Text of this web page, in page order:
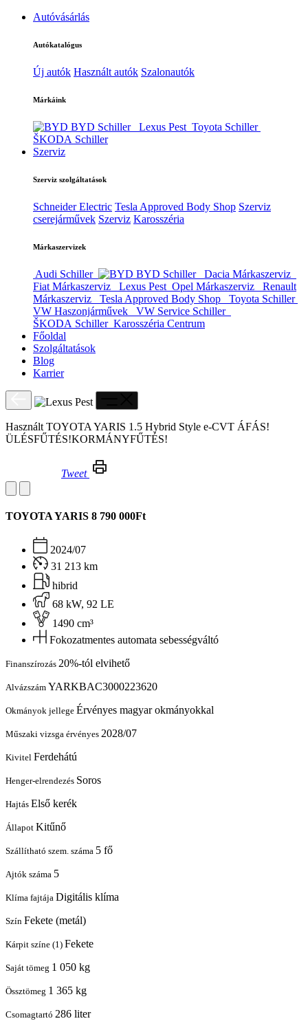
Autóvásárlás
Autókatalógus
Új autók Használt autók Szalonautók
Márkáink
BYD Schiller Lexus Pest Toyota Schiller
ŠKODA Schiller
Szerviz
Szerviz szolgáltatások
Schneider Electric Tesla Approved Body Shop Szerviz
cserejárművek Szerviz Karosszéria
Márkaszervizek
Audi Schiller BYD Schiller
Dacia Márkaszerviz
Fiat Márkaszerviz
Lexus Pest Opel Márkaszerviz
Renault
Márkaszerviz
Tesla Approved Body Shop
Toyota Schiller
VW Haszonjárművek
VW Service Schiller
ŠKODA Schiller Karosszéria Centrum
Főoldal
Szolgáltatások
Blog
Karrier
Használt TOYOTA YARIS 1.5 Hybrid Style e-CVT ÁFÁS!
ÜLÉSFŰTÉS!KORMÁNYFŰTÉS!
Tweet
TOYOTA YARIS 8 790 000Ft
2024/07
31 213 km
hibrid
68 kW, 92 LE
1490 cm³
Fokozatmentes automata sebességváltó
Finanszírozás 20%-tól elvihető
Alvázszám YARKBAC3000223620
Okmányok jellege Érvényes magyar okmányokkal
Műszaki vizsga érvényes 2028/07
Kivitel Ferdehátú
Henger-elrendezés Soros
Hajtás Első kerék
Állapot Kitűnő
Szállítható szem. száma 5 fő
Ajtók száma 5
Klíma fajtája Digitális klíma
Szín Fekete (metál)
Kárpit színe (1) Fekete
Saját tömeg 1 050 kg
Össztömeg 1 365 kg
Csomagtartó 286 liter